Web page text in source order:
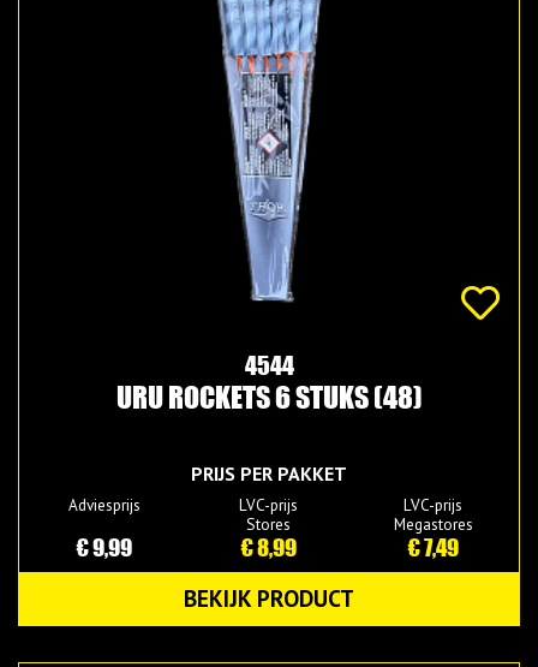
4544
URU ROCKETS 6 STUKS (48)
PRIJS PER PAKKET
Adviesprijs
€ 9,99
LVC-prijs
Stores
€ 8,99
LVC-prijs
Megastores
€ 7,49
BEKIJK PRODUCT